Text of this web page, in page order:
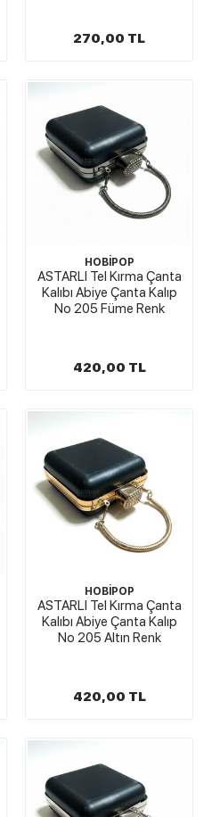
270,00 TL
HOBİPOP
ASTARLI Tel Kırma Çanta
Kalıbı Abiye Çanta Kalıp
No 205 Füme Renk
420,00 TL
HOBİPOP
ASTARLI Tel Kırma Çanta
Kalıbı Abiye Çanta Kalıp
No 205 Altın Renk
420,00 TL